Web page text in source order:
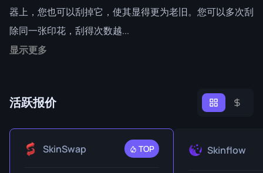
器上，您也可以刮掉它，使其显得更为老旧。您可以多次刮
除同一张印花，刮得次数越...
显示更多
活跃报价
SkinSwap TOP Skinflow